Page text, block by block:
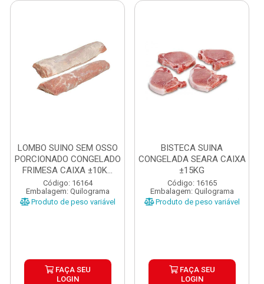
LOMBO SUINO SEM OSSO
PORCIONADO CONGELADO
FRIMESA CAIXA ±10K...
Código: 16164
Embalagem: Quilograma
Produto de peso variável
FAÇA SEU
LOGIN
BISTECA SUINA
CONGELADA SEARA CAIXA
±15KG
Código: 16165
Embalagem: Quilograma
Produto de peso variável
FAÇA SEU
LOGIN